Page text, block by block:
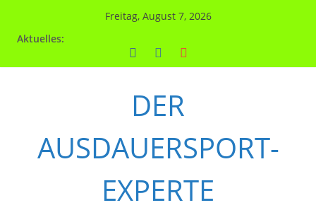
Freitag, August 7, 2026
Aktuelles:
DER
AUSDAUERSPORT-
EXPERTE